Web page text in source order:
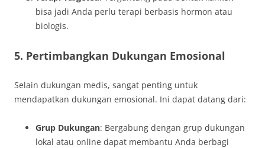
bisa jadi Anda perlu terapi berbasis hormon atau
biologis.
5. Pertimbangkan Dukungan Emosional
Selain dukungan medis, sangat penting untuk
mendapatkan dukungan emosional. Ini dapat datang dari:
Grup Dukungan: Bergabung dengan grup dukungan
lokal atau online dapat membantu Anda berbagi